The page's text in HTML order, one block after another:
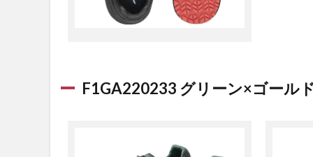
F1GA220233 グリーン×ゴール